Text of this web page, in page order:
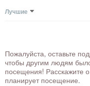
Лучшие
Пожалуйста, оставьте
чтобы другим людям
посещения! Расскажите о
планирует посещение.